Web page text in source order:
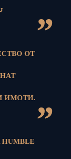
”
ОТ
ИМОТИ.
”